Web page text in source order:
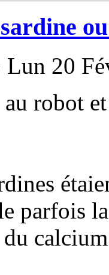
Lun 20
robot
parfois
du